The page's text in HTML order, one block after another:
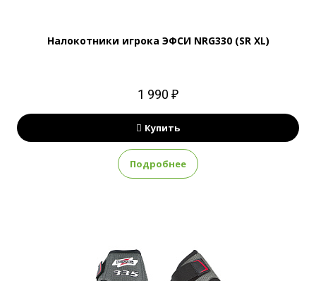
Налокотники игрока ЭФСИ NRG330 (SR XL)
1 990 ₽
Купить
Подробнее